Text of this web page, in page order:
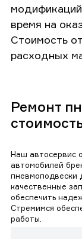
время на
Стоимость
расходных
Ремонт
Наш автосервис
автомобилей
пневмоподвески
качественные
обеспечить
Стремимся
работы.